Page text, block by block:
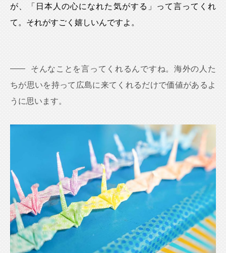
が、「日本人の心になれた気がする」って言ってくれ
て。それがすごく嬉しいんですよ。
そんなことを言ってくれるんですね。海外の人た
ちが思いを持って広島に来てくれるだけで価値があるよ
うに思います。